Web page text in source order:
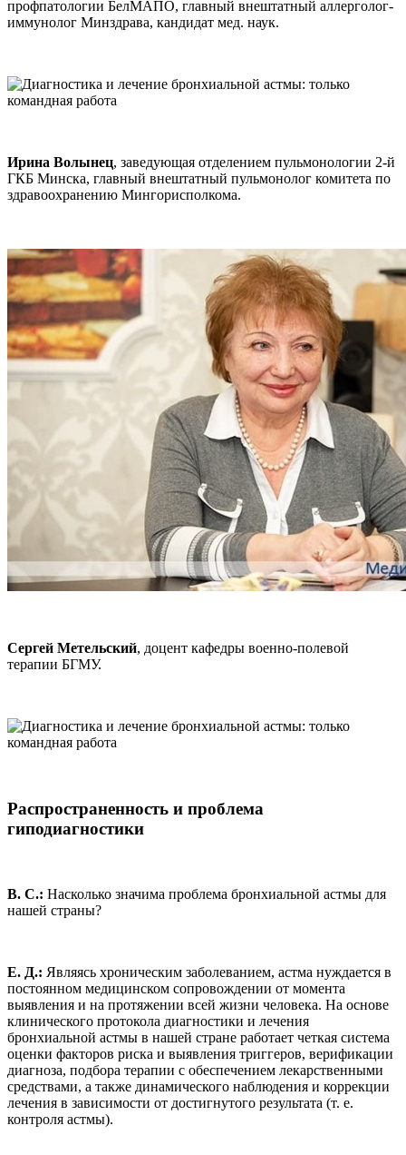
профпатологии БелМАПО, главный внештатный аллерголог-
иммунолог Минздрава, кандидат мед. наук.
Ирина Волынец, заведующая отделением пульмонологии 2-й
ГКБ Минска, главный внештатный пульмонолог комитета по
здравоохранению Мингорисполкома.
Сергей Метельский, доцент кафедры военно-полевой
терапии БГМУ.
Распространенность и проблема
гиподиагностики
В. С.: Насколько значима проблема бронхиальной астмы для
нашей страны?
Е. Д.: Являясь хроническим заболеванием, астма нуждается в
постоянном медицинском сопровождении от момента
выявления и на протяжении всей жизни человека. На основе
клинического протокола диагностики и лечения
бронхиальной астмы в нашей стране работает четкая система
оценки факторов риска и выявления триггеров, верификации
диагноза, подбора терапии с обеспечением лекарственными
средствами, а также динамического наблюдения и коррекции
лечения в зависимости от достигнутого результата (т. е.
контроля астмы).